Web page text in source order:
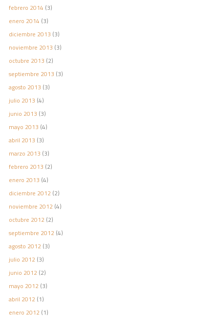
febrero 2014 (3)
enero 2014 (3)
diciembre 2013 (3)
noviembre 2013 (3)
octubre 2013 (2)
septiembre 2013 (3)
agosto 2013 (3)
julio 2013 (4)
junio 2013 (3)
mayo 2013 (4)
abril 2013 (3)
marzo 2013 (3)
febrero 2013 (2)
enero 2013 (4)
diciembre 2012 (2)
noviembre 2012 (4)
octubre 2012 (2)
septiembre 2012 (4)
agosto 2012 (3)
julio 2012 (3)
junio 2012 (2)
mayo 2012 (3)
abril 2012 (1)
enero 2012 (1)